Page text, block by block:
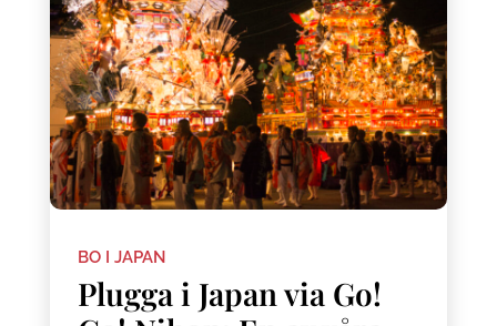
BO I JAPAN
Plugga i Japan via Go!